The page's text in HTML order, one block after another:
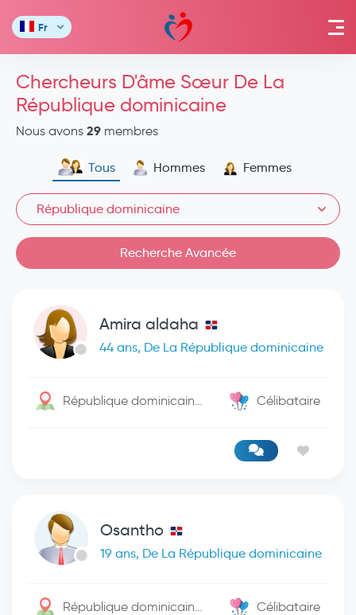
Fr
Chercheurs D'âme Sœur De La
République dominicaine
Nous avons 29 membres
Tous Hommes Femmes
République dominicaine
Recherche Avancée
Amira aldaha
44 ans, De La République dominicaine
République dominicaine / Bani Célibataire
Osantho
19 ans, De La République dominicaine
République dominicaine / - Célibataire